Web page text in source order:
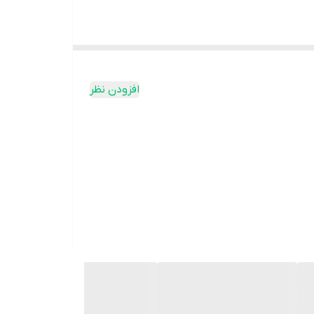
افزودن نظر